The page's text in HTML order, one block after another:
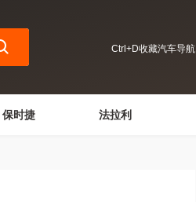
Ctrl+D收藏汽车导航
保时捷 法拉利